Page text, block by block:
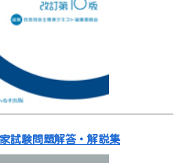
試験問題解答・解説集